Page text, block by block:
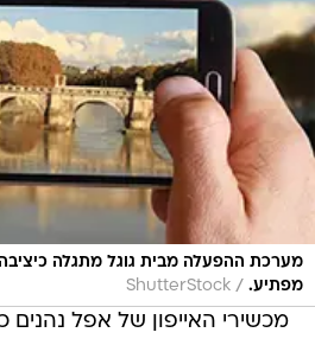
מערכת ההפעלה מבית גוגל מתגלה כיציבה
מפתיע. /
ShutterStock
מכשירי האייפון של אפל נהנים